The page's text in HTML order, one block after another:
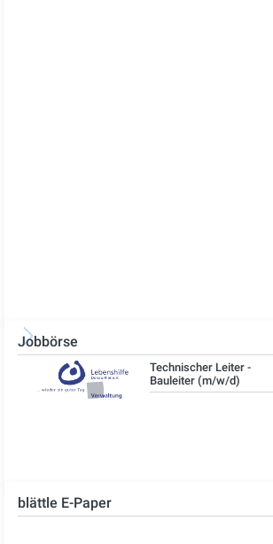
Jobbörse
Technischer Leiter -
Bauleiter (m/w/d)
blättle E-Paper